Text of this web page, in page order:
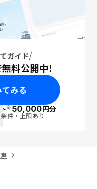
ガイド
料公開中！
みる
※50,000円分
件・上限あり